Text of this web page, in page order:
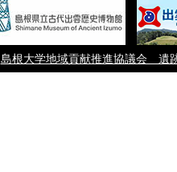
島根大学地域貢献推進協議会 遺